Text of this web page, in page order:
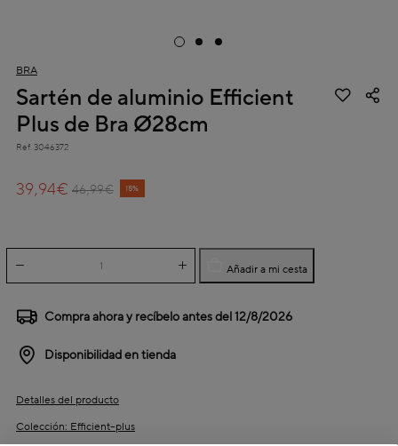
BRA
Sartén de aluminio Efficient
Plus de Bra Ø28cm
Ref. 3046372
Price reduced from
46,99€
to 15%
39,94€
Añadir a mi cesta
Compra ahora y recíbelo antes del12/8/2026
Disponibilidad en tienda
Detalles del producto
Colección: Efficient--plus